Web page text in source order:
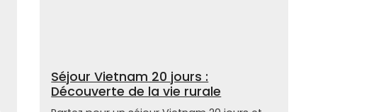
Séjour Vietnam 20 jours :
Découverte de la vie rurale